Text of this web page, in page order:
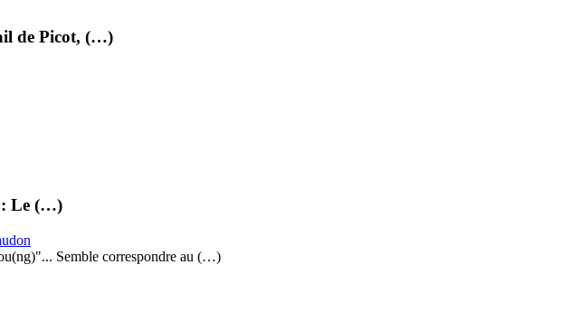
de Picot, (…)
: Le (…)
Semble correspondre au (…)